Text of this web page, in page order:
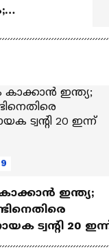
Congress
ഇന്ത്യ;
ട്വന്റി 20